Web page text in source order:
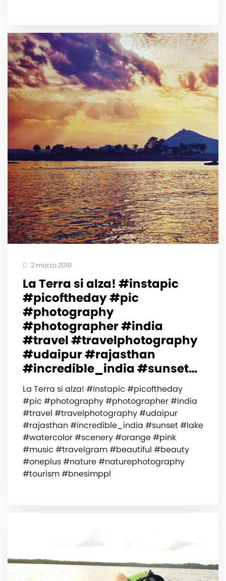
2 marzo 2019
La Terra si alza! #instapic
#picoftheday #pic
#photography
#photographer #india
#travel #travelphotography
#udaipur #rajasthan
#incredible_india #sunset…
La Terra si alza! #instapic #picoftheday
#pic #photography #photographer #india
#travel #travelphotography #udaipur
#rajasthan #incredible_india #sunset #lake
#watercolor #scenery #orange #pink
#music #travelgram #beautiful #beauty
#oneplus #nature #naturephotography
#tourism #bnesimppl